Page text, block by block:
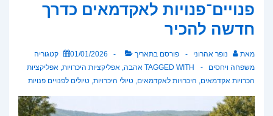
פנויים־פנויות לאקדמאים כדרך
חדשה להכיר
מאת נופר אהרוני פורסם בתאריך 01/01/2026
קטגוריה
משפחה ויחסים
TAGGED WITH אהבה, אפליקציות היכרויות, אפליקציות
הכרויות אקדמאים, היכרויות לאקדמאים, טיולי היכרויות, טיולים לפנויים פנויות